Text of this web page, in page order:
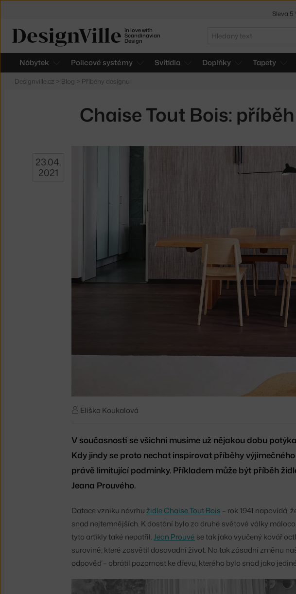
In love with
Scandinavian
Design
Hledat
Nábytek Policové systémy Svítidla Doplňky Tapety
Designville.cz > Blog > Příběhy designu
Chaise Tout Bois:
23.04.
2021
Eliška Koukalová
V současnosti se všichni musíme už nějakou dobu
Kdy jindy se proto nechat inspirovat příběhy
právě limitující podmínky. Příkladem může být příběh
Jeana Prouvého.
Datace vzniku návrhužidle Chaise Tout Bois – rok 1941 napovídá,
snad nejtemnějších. K dostání bylo za druhé světové války
tyto artikly také nepatřil.Jean Prouvé se tak jako vyučený kovář
surovině, které zasvětil dosavadní život. Na tak zásadní změnu
odpověď – obrátil pozornost ke dřevu, kterého bylo snad jako
Sleva 5